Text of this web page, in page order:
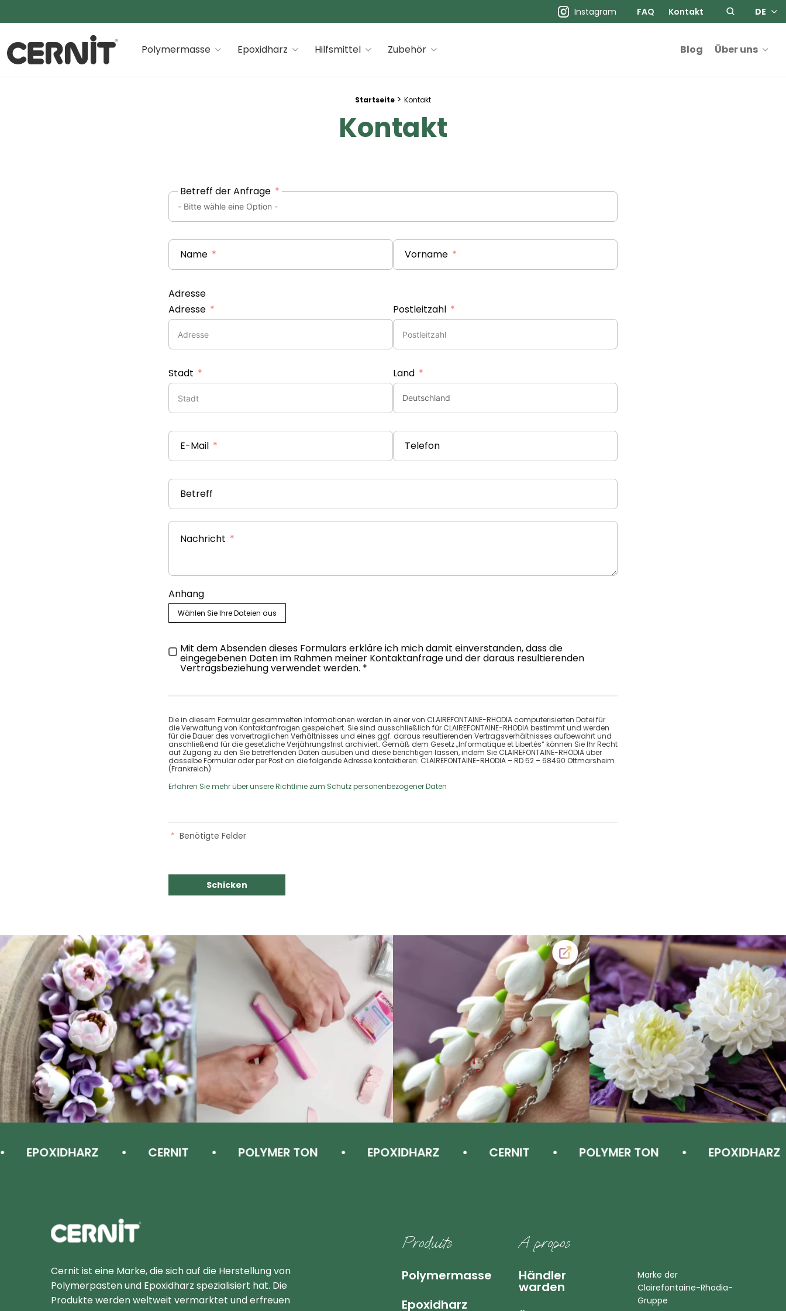
Instagram FAQ Kontakt DE
Cernit Une qualité haut de gamme pour des créations premiums
Polymermasse Epoxidharz Hilfsmittel Zubehör Blog Über uns
Startseite > Kontakt
Kontakt
Betreff der Anfrage
Name Vorname
Adresse
Adresse
Postleitzahl
Stadt Land
E-Mail Telefon
Betreff
Nachricht
Anhang
Wählen Sie Ihre Dateien aus
Mit dem Absenden dieses Formulars erkläre ich mich damit einverstanden, dass die
eingegebenen Daten im Rahmen meiner Kontaktanfrage und der daraus resultierenden
Vertragsbeziehung verwendet werden. *
Die in diesem Formular gesammelten Informationen werden in einer von CLAIREFONTAINE-RHODIA computerisierten Datei für
die Verwaltung von Kontaktanfragen gespeichert. Sie sind ausschließlich für CLAIREFONTAINE-RHODIA bestimmt und werden
für die Dauer des vorvertraglichen Verhältnisses und eines ggf. daraus resultierenden Vertragsverhältnisses aufbewahrt und
anschließend für die gesetzliche Verjährungsfrist archiviert. Gemäß dem Gesetz „Informatique et Libertés“ können Sie Ihr Recht
auf Zugang zu den Sie betreffenden Daten ausüben und diese berichtigen lassen, indem Sie CLAIREFONTAINE-RHODIA über
dasselbe Formular oder per Post an die folgende Adresse kontaktieren: CLAIREFONTAINE-RHODIA – RD 52 – 68490 Ottmarsheim
(Frankreich).
Erfahren Sie mehr über unsere Richtlinie zum Schutz personenbezogener Daten
* Benötigte Felder
Schicken
EPOXIDHARZ CERNIT POLYMER TON EPOXIDHARZ CERNIT POLYMER TON EPOXIDHARZ
Cernit Une qualité haut de gamme pour des créations premiums
Cernit ist eine Marke, die sich auf die Herstellung von
Polymerpasten und Epoxidharz spezialisiert hat. Die
Produkte werden weltweit vermarktet und erfreuen
Produits
Polymermasse
Epoxidharz
A propos
Händler
warden
Marke der
Clairefontaine-Rhodia-
Gruppe